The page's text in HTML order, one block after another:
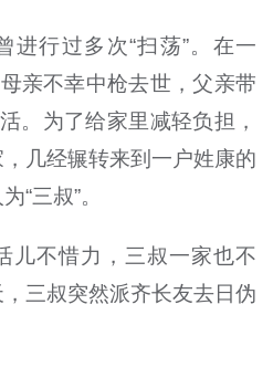
进行过多次“扫荡”。在一
亲不幸中枪去世，父亲带
。为了给家里减轻负担，
几经辗转来到一户姓康的
“三叔”。
儿不惜力，三叔一家也不
三叔突然派齐长友去日伪